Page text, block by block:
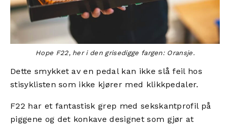
Hope F22, her i den grisedigge fargen: Oransje.
Dette smykket av en pedal kan ikke slå feil hos
stisyklisten som ikke kjører med klikkpedaler.
F22 har et fantastisk grep med sekskantprofil på
piggene og det konkave designet som gjør at